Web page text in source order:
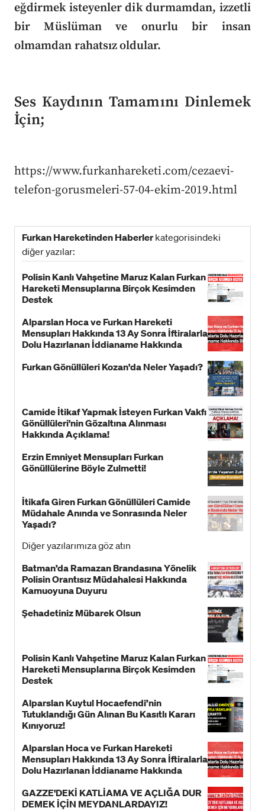
eğdirmek isteyenler dik durmamdan, izzetli
bir Müslüman ve onurlu bir insan
olmamdan rahatsız oldular.
Ses Kaydının Tamamını Dinlemek
İçin;
https://www.furkanhareketi.com/cezaevi-
telefon-gorusmeleri-57-04-ekim-2019.html
Furkan Hareketinden Haberlerkategorisindeki
diğer yazılar:
Polisin Kanlı Vahşetine Maruz Kalan Furkan
Hareketi Mensuplarına Birçok Kesimden
Destek
Alparslan Hoca ve Furkan Hareketi
Mensupları Hakkında 13 Ay Sonra İftiralarla
Dolu Hazırlanan İddianame Hakkında
Furkan Gönüllüleri Kozan'da Neler Yaşadı?
Camide İtikaf Yapmak İsteyen Furkan Vakfı
Gönüllüleri'nin Gözaltına Alınması
Hakkında Açıklama!
Erzin Emniyet Mensupları Furkan
Gönüllülerine Böyle Zulmetti!
İtikafa Giren Furkan Gönüllüleri Camide
Müdahale Anında ve Sonrasında Neler
Yaşadı?
Diğer yazılarımıza göz atın
Batman’da Ramazan Brandasına Yönelik
Polisin Orantısız Müdahalesi Hakkında
Kamuoyuna Duyuru
Şehadetiniz Mübarek Olsun
Polisin Kanlı Vahşetine Maruz Kalan Furkan
Hareketi Mensuplarına Birçok Kesimden
Destek
Alparslan Kuytul Hocaefendi’nin
Tutuklandığı Gün Alınan Bu Kasıtlı Kararı
Kınıyoruz!
Alparslan Hoca ve Furkan Hareketi
Mensupları Hakkında 13 Ay Sonra İftiralarla
Dolu Hazırlanan İddianame Hakkında
GAZZE'DEKİ KATLİAMA VE AÇLIĞA DUR
DEMEK İÇİN MEYDANLARDAYIZ!